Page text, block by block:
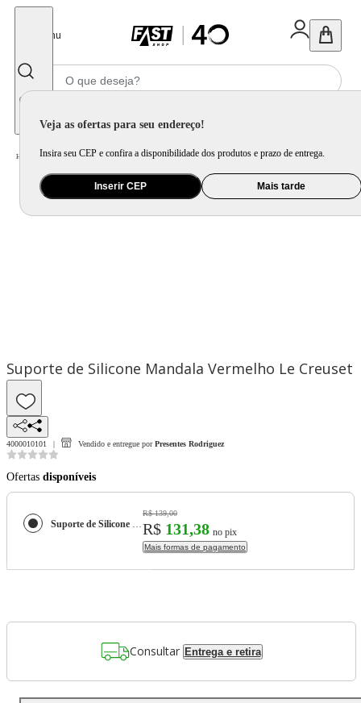
Menu
Veja as ofertas para seu endereço!
Insira seu CEP e confira a disponibilidade dos produtos e prazo de entrega.
Inserir CEP Mais tarde
Home Utilidade Doméstica Cozinha / Acessório Complementar para Cozinha
Suporte de Silicone Mandala Vermelho Le Creuset
4000010101 Vendido e entregue por Presentes Rodriguez
Ofertas disponíveis
Suporte de Silicone Mandala Vermelho Le Creuset
R$ 139,00
R$ 131,38 no pix
Mais formas de pagamento
Consultar Entrega e retira